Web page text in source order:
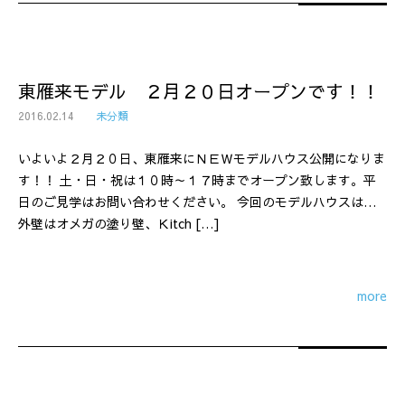
東雁来モデル ２月２０日オープンです！！
2016.02.14 未分類
いよいよ２月２０日、東雁来にＮＥＷモデルハウス公開になりま
す！！ 土・日・祝は１０時～１７時までオープン致します。平
日のご見学はお問い合わせください。 今回のモデルハウスは…
外壁はオメガの塗り壁、Ｋitch […]
more